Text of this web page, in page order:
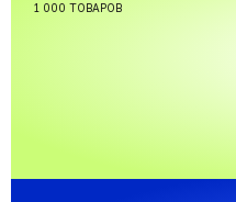
1 000 ТОВАРОВ